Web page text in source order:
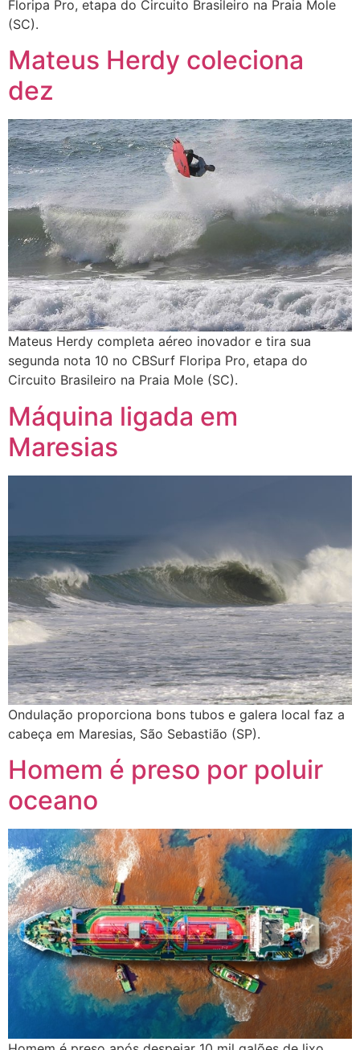
Floripa Pro, etapa do Circuito Brasileiro na Praia Mole
(SC).
Mateus Herdy coleciona
dez
Mateus Herdy completa aéreo inovador e tira sua
segunda nota 10 no CBSurf Floripa Pro, etapa do
Circuito Brasileiro na Praia Mole (SC).
Máquina ligada em
Maresias
Ondulação proporciona bons tubos e galera local faz a
cabeça em Maresias, São Sebastião (SP).
Homem é preso por poluir
oceano